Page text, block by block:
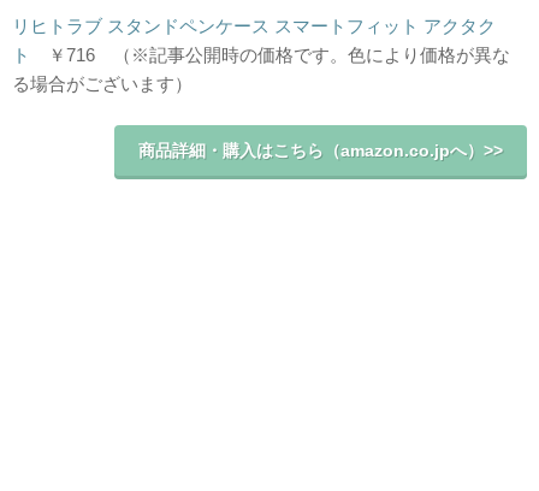
リヒトラブ スタンドペンケース スマートフィット アクタク
ト
￥716 （※記事公開時の価格です。色により価格が異な
る場合がございます）
商品詳細・購入はこちら（amazon.co.jpへ）>>